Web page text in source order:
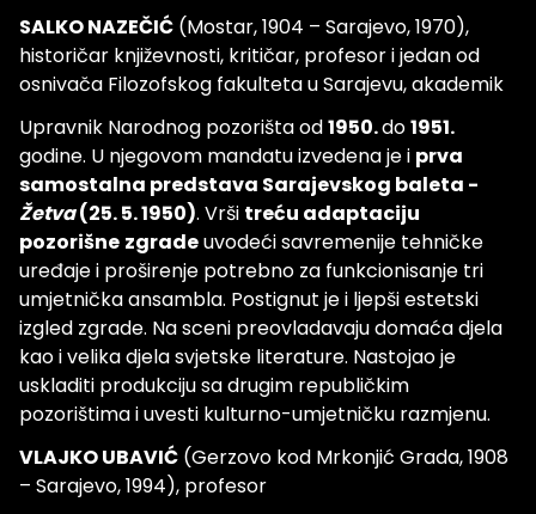
SALKO NAZEČIĆ (Mostar, 1904 – Sarajevo, 1970),
historičar književnosti, kritičar, profesor i jedan od
osnivača Filozofskog fakulteta u Sarajevu, akademik
Upravnik Narodnog pozorišta od1950.do1951.
godine. U njegovom mandatu izvedena je i prva
samostalna predstava Sarajevskog baleta -
Žetva(25. 5. 1950). Vrši treću adaptaciju
pozorišne zgradeuvodeći savremenije tehničke
uređaje i proširenje potrebno za funkcionisanje tri
umjetnička ansambla. Postignut je i ljepši estetski
izgled zgrade. Na sceni preovladavaju domaća djela
kao i velika djela svjetske literature. Nastojao je
uskladiti produkciju sa drugim republičkim
pozorištima i uvesti kulturno-umjetničku razmjenu.
VLAJKO UBAVIĆ (Gerzovo kod Mrkonjić Grada, 1908
– Sarajevo, 1994), profesor